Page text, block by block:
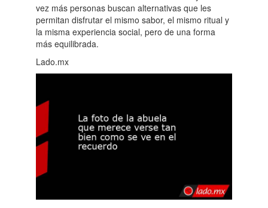
vez más personas buscan alternativas que les
permitan disfrutar el mismo sabor, el mismo ritual y
la misma experiencia social, pero de una forma
más equilibrada.
Lado.mx